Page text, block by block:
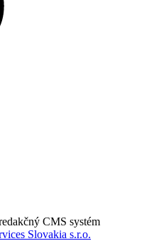
CMS systém
Slovakia s.r.o.